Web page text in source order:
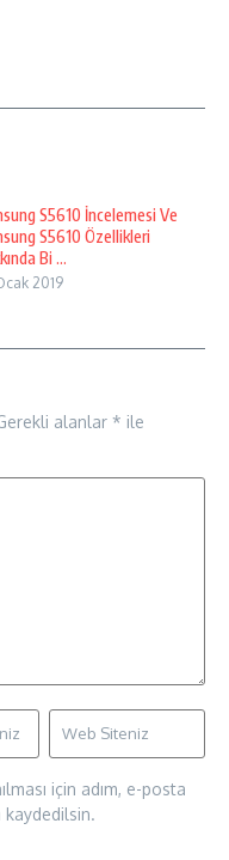
S5610 İncelemesi Ve
S5610 Özellikleri
Bi ...
2019
alanlar * ile
için adım, e-posta
kaydedilsin.